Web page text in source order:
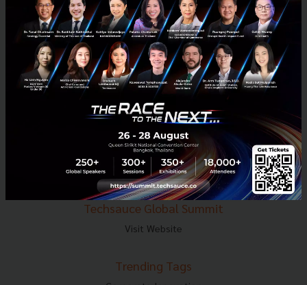
E-mail :contact@techsauce.co
Tel : 02-001-5375
Mobile : 06-4658-9500
Techsauce Media
About Techsauce
Techsauce Services
Privacy Policy
ส่งบทความ
Techsauce Global Summit
Visit Website
Trending Tags